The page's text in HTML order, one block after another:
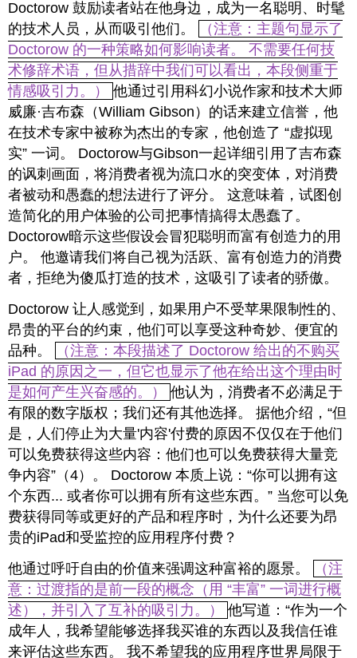
Doctorow 鼓励读者站在他身边，成为一名聪明、时髦
的技术人员，从而吸引他们。
（注意：主题句显示了
Doctorow 的一种策略如何影响读者。 不需要任何技
术修辞术语，但从措辞中我们可以看出，本段侧重于
情感吸引力。） 他通过引用科幻小说作家和技术大师
威廉·吉布森（William Gibson）的话来建立信誉，他
在技术专家中被称为杰出的专家，他创造了 “虚拟现
实” 一词。 Doctorow与Gibson一起详细引用了吉布森
的讽刺画面，将消费者视为流口水的突变体，对消费
者被动和愚蠢的想法进行了评分。 这意味着，试图创
造简化的用户体验的公司把事情搞得太愚蠢了。
Doctorow暗示这些假设会冒犯聪明而富有创造力的用
户。 他邀请我们将自己视为活跃、富有创造力的消费
者，拒绝为傻瓜打造的技术，这吸引了读者的骄傲。
Doctorow 让人感觉到，如果用户不受苹果限制性的、
昂贵的平台的约束，他们可以享受这种奇妙、便宜的
品种。
（注意：本段描述了 Doctorow 给出的不购买
iPad 的原因之一，但它也显示了他在给出这个理由时
是如何产生兴奋感的。） 他认为，消费者不必满足于
有限的数字版权；我们还有其他选择。 据他介绍，“但
是，人们停止为大量'内容'付费的原因不仅仅在于他们
可以免费获得这些内容：他们也可以免费获得大量竞
争内容”（4）。 Doctorow 本质上说：“你可以拥有这
个东西... 或者你可以拥有所有这些东西。” 当您可以免
费获得同等或更好的产品和程序时，为什么还要为昂
贵的iPad和受监控的应用程序付费？
他通过呼吁自由的价值来强调这种富裕的愿景。
（注
意：过渡指的是前一段的概念（用 “丰富” 一词进行概
述），并引入了互补的吸引力。） 他写道：“作为一个
成年人，我希望能够选择我买谁的东西以及我信任谁
来评估这些东西。 我不希望我的应用程序世界局限于